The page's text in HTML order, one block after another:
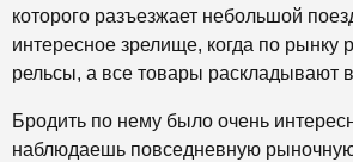
которого разъезжает небольшой
интересное зрелище, когда по рынку
рельсы, а все товары раскладывают
Бродить по нему было очень
наблюдаешь повседневную